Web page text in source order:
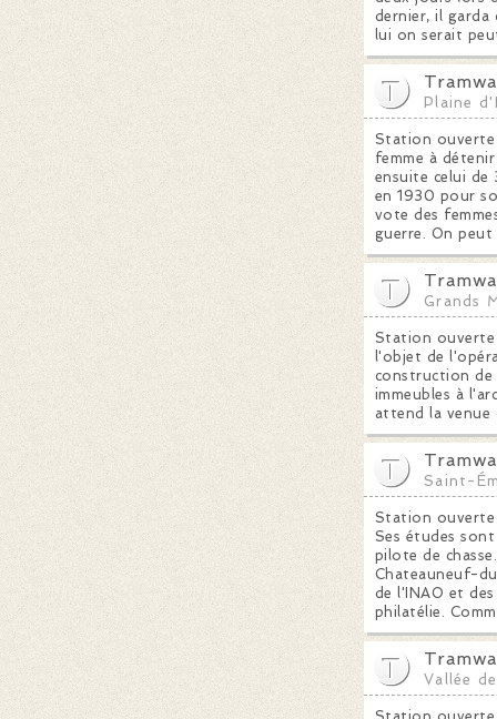
dernier, il garda
lui on serait
Plaine
Station ouverte
femme à
ensuite celui de
en 1930 pour
vote des
guerre. On
Grands
Station ouverte
l'objet de
construction de
immeubles à
attend la venue
Saint-
Station ouverte
Ses études
pilote de
Chateauneuf-
de l'INAO et
philatélie.
Vallée